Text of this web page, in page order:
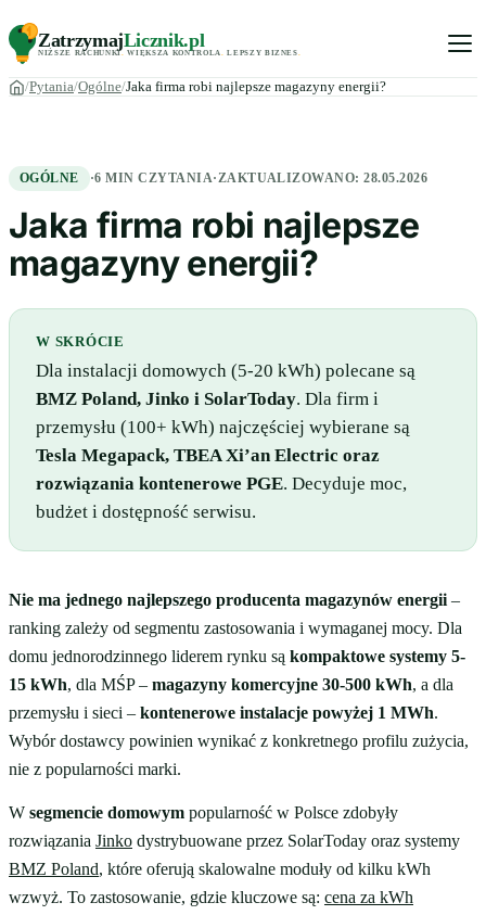
ZatrzymajLicznik.pl
NIŻSZE RACHUNKI. WIĘKSZA KONTROLA LEPSZY BIZNES
Pytania Ogólne Jaka firma robi najlepsze magazyny energii?
OGÓLNE ·6 MIN CZYTANIA·ZAKTUALIZOWANO:28.05.2026
Jaka firma robi najlepsze
magazyny energii?
W SKRÓCIE
Dla instalacji domowych (5-20 kWh) polecane są
BMZ Poland, Jinko i SolarToday. Dla firm i
przemysłu (100+ kWh) najczęściej wybierane są
Tesla Megapack, TBEA Xi’an Electric oraz
rozwiązania kontenerowe PGE. Decyduje moc,
budżet i dostępność serwisu.
Nie ma jednego najlepszego producenta magazynów energii –
ranking zależy od segmentu zastosowania i wymaganej mocy. Dla
domu jednorodzinnego liderem rynku są kompaktowe systemy 5-
15 kWh, dla MŚP – magazyny komercyjne 30-500 kWh, a dla
przemysłu i sieci – kontenerowe instalacje powyżej 1 MWh.
Wybór dostawcy powinien wynikać z konkretnego profilu zużycia,
nie z popularności marki.
W segmencie domowym popularność w Polsce zdobyły
rozwiązania Jinko dystrybuowane przez SolarToday oraz systemy
BMZ Poland, które oferują skalowalne moduły od kilku kWh
wzwyż. To zastosowanie, gdzie kluczowe są: cena za kWh